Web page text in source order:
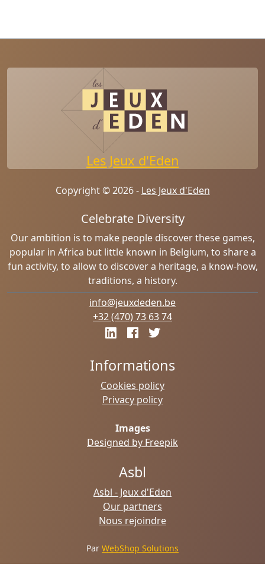
Les Jeux d'Eden
Copyright © 2026 - Les Jeux d'Eden
Celebrate Diversity
Our ambition is to make people discover these games,
popular in Africa but little known in Belgium, to share a
fun activity, to allow to discover a heritage, a know-how,
traditions, a history.
info@jeuxdeden.be
+32 (470) 73 63 74
Informations
Cookies policy
Privacy policy
Images
Designed by Freepik
Asbl
Asbl - Jeux d'Eden
Our partners
Nous rejoindre
Par WebShop Solutions